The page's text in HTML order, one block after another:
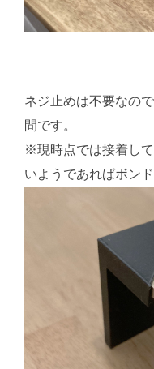
ネジ止めは不要なの
間です。
※現時点では接着し
いようであればボン